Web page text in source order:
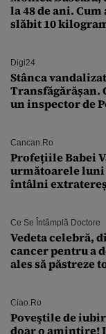
la 48 de ani. Cum
slăbit 10
Digi24
Stânca
Transfăgărășan.
un inspector de
Cancan.ro
Profețiile Babei
următoarele luni
întâlni
Ce Se Întâmplă Doctore
Vedeta celebră,
cancer pentru a
ales să păstreze
Ciao.ro
Poveştile de
doar o amintire!